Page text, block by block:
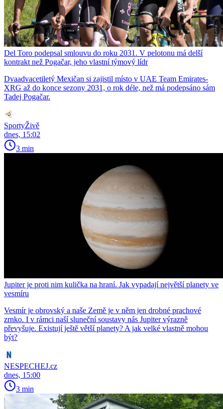
Del Toro podepsal smlouvu do roku 2031. V pelotonu má delší
kontrakt než Pogačar, jeho vlastní týmový lídr
Dvaadvacetiletý Mexičan si zajistil místo v UAE Team Emirates-
XRG až do konce sezony 2031, o rok déle, než má podepsáno sám
Tadej Pogačar.
SportyŽivě
dnes, 15:02
3 min
Jupiter je proti nim kulička na hraní. Jak vypadají největší planety ve
vesmíru
Vesmír je obrovský a naše Země je v něm jen drobné prachové
zrnko. I v rámci naší sluneční soustavy nás Jupiter výrazně
převyšuje. Existují ještě větší planety? A jak velké vlastně mohou
být?
NESPECHEJ.cz
dnes, 15:00
3 min